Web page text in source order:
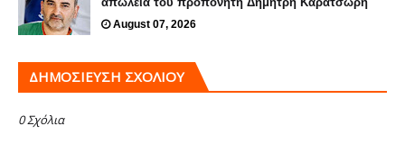
August 07, 2026
ΔΗΜΟΣΊΕΥΣΗ ΣΧΟΛΊΟΥ
0 Σχόλια